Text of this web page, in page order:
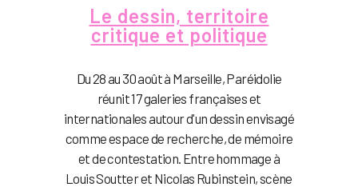
Le dessin, territoire
critique et politique
Du 28 au 30 août à Marseille, Paréidolie
réunit 17 galeries françaises et
internationales autour d'un dessin envisagé
comme espace de recherche, de mémoire
et de contestation. Entre hommage à
Louis Soutter et Nicolas Rubinstein, scène